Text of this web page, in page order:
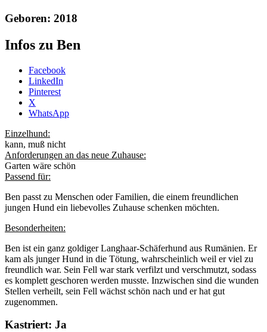
Geboren: 2018
Infos zu Ben
Share
post
"Ben
-2023"
Facebook
LinkedIn
Pinterest
X
WhatsApp
Einzelhund:
kann, muß nicht
Anforderungen an das neue Zuhause:
Garten wäre schön
Passend für:
Ben passt zu Menschen oder Familien, die einem freundlichen
jungen Hund ein liebevolles Zuhause schenken möchten.
Besonderheiten:
Ben ist ein ganz goldiger Langhaar-Schäferhund aus Rumänien. Er
kam als junger Hund in die Tötung, wahrscheinlich weil er viel zu
freundlich war. Sein Fell war stark verfilzt und verschmutzt, sodass
es komplett geschoren werden musste. Inzwischen sind die wunden
Stellen verheilt, sein Fell wächst schön nach und er hat gut
zugenommen.
Kastriert: Ja